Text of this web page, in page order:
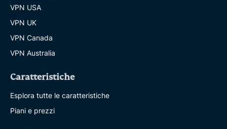
VPN USA
VPN UK
VPN Canada
VPN Australia
Caratteristiche
Esplora tutte le caratteristiche
Piani e prezzi